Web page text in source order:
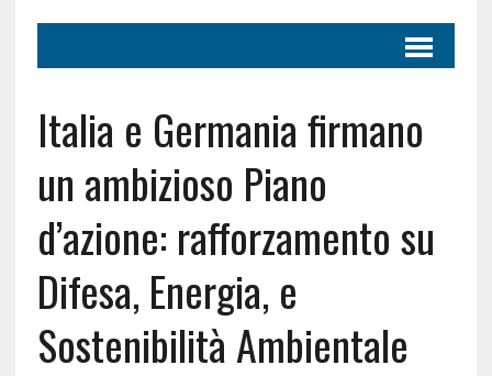
Italia e Germania firmano
un ambizioso Piano
d’azione: rafforzamento su
Difesa, Energia, e
Sostenibilità Ambientale